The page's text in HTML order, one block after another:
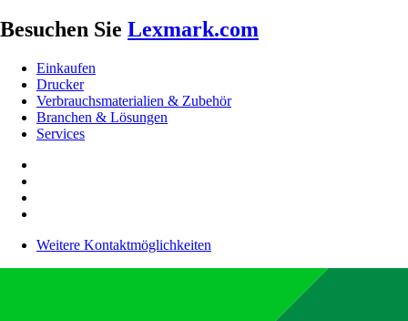
Besuchen Sie Lexmark.com
Einkaufen
Drucker
Verbrauchsmaterialien & Zubehör
Branchen & Lösungen
Services
Weitere Kontaktmöglichkeiten